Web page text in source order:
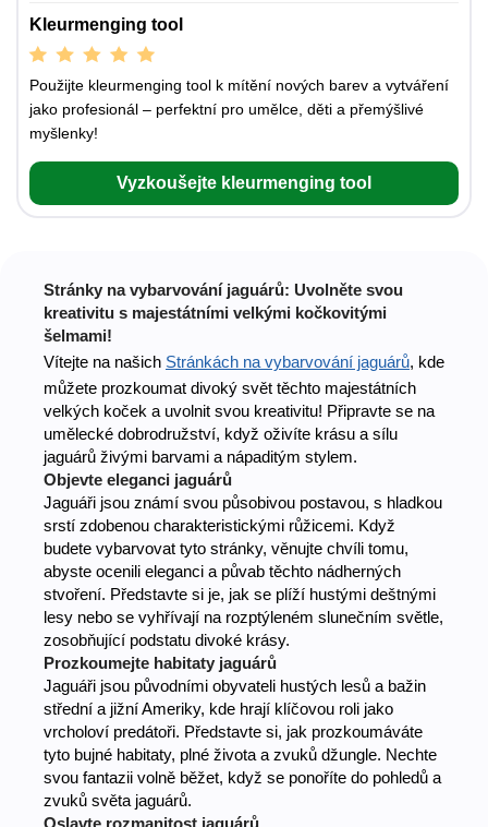
Kleurmenging tool
Použijte kleurmenging tool k mítění nových barev a vytváření
jako profesionál – perfektní pro umělce, děti a přemýšlivé
myšlenky!
Vyzkoušejte kleurmenging tool
Stránky na vybarvování jaguárů: Uvolněte svou
kreativitu s majestátními velkými kočkovitými
šelmami!
Vítejte na našich Stránkách na vybarvování jaguárů, kde
můžete prozkoumat divoký svět těchto majestátních
velkých koček a uvolnit svou kreativitu! Připravte se na
umělecké dobrodružství, když oživíte krásu a sílu
jaguárů živými barvami a nápaditým stylem.
Objevte eleganci jaguárů
Jaguáři jsou známí svou působivou postavou, s hladkou
srstí zdobenou charakteristickými růžicemi. Když
budete vybarvovat tyto stránky, věnujte chvíli tomu,
abyste ocenili eleganci a půvab těchto nádherných
stvoření. Představte si je, jak se plíží hustými deštnými
lesy nebo se vyhřívají na rozptýleném slunečním světle,
zosobňující podstatu divoké krásy.
Prozkoumejte habitaty jaguárů
Jaguáři jsou původními obyvateli hustých lesů a bažin
střední a jižní Ameriky, kde hrají klíčovou roli jako
vrcholoví predátoři. Představte si, jak prozkoumáváte
tyto bujné habitaty, plné života a zvuků džungle. Nechte
svou fantazii volně běžet, když se ponoříte do pohledů a
zvuků světa jaguárů.
Oslavte rozmanitost jaguárů